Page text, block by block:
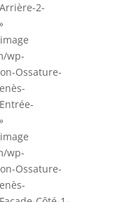
2-
wp-
Ossature-
wp-
Ossature-